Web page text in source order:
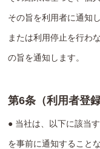
その旨を利用者に通知
または利用停止を行わ
の旨を通知します。
第6条（利用者登録
● 当社は、以下に該当
を事前に通知すること